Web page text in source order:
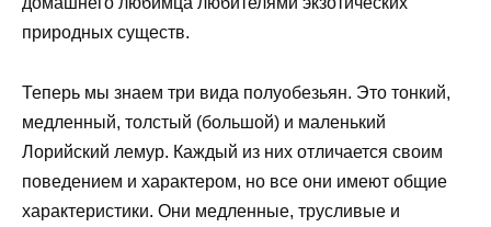
природных существ.
Теперь мы знаем три вида полуобезьян. Это тонкий,
медленный, толстый (большой) и маленький
Лорийский лемур. Каждый из них отличается своим
поведением и характером, но все они имеют общие
характеристики. Они медленные, трусливые и